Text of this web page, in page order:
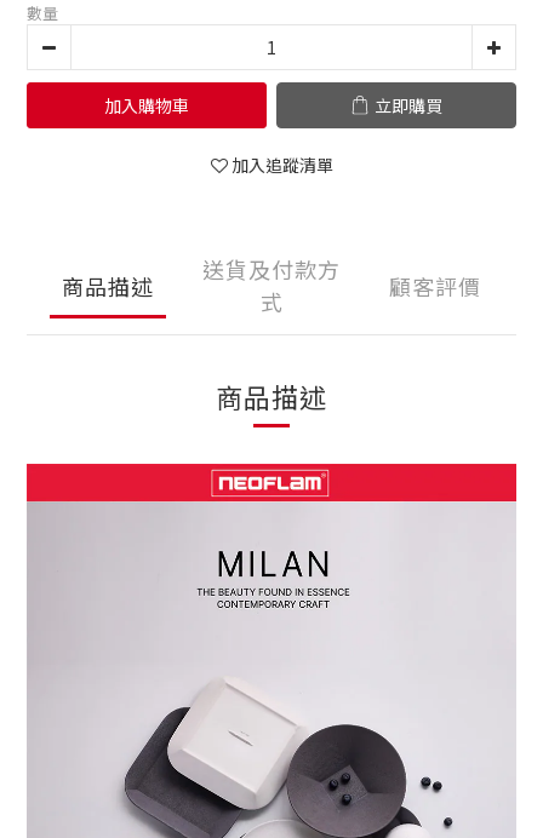
數量
加入購物車 立即購買
加入追蹤清單
商品描述
送貨及付款方
式
顧客評價
商品描述